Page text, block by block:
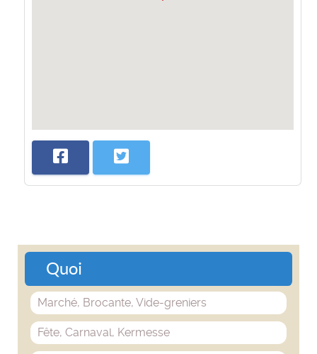
Quoi
Marché, Brocante, Vide-greniers
Fête, Carnaval, Kermesse